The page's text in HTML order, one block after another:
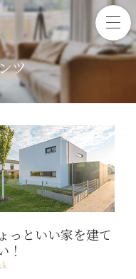
ツ
っといい家を建て
！